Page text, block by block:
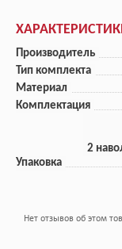
Производитель
Тип комплекта
Материал
Комплектация
2
Упаковка
Нет отзывов об этом